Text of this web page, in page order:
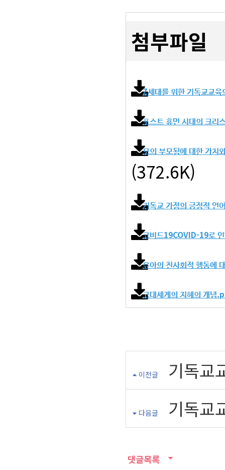
첨부파일
Z세대를 위한
포스트 휴먼 시대의
모의 부모됨에 대한
(372.6K)
기독교 가정의 긍정적
코비드19COVID-19로 인한
유아의 친사회적
고대세계의 지혜의
이전글 기독교
다음글 기독교
댓글목록